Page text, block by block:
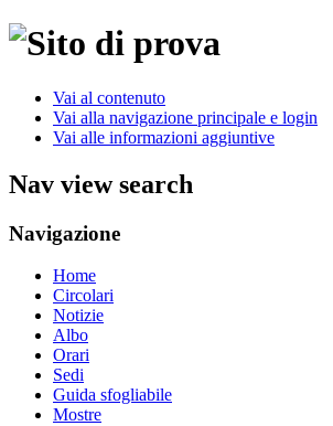
Vai al contenuto
Vai alla navigazione principale e login
Vai alle informazioni aggiuntive
Nav view search
Navigazione
Home
Circolari
Notizie
Albo
Orari
Sedi
Guida sfogliabile
Mostre